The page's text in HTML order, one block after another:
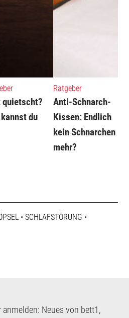
quietscht?
du
Ratgeber
Anti-Schnarch-
Kissen: Endlich
kein Schnarchen
mehr?
•SCHLAFSTÖRUNG •
Neues von bett1,